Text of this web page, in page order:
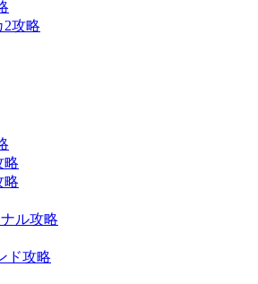
2攻略
略
略
ル攻略
ド攻略